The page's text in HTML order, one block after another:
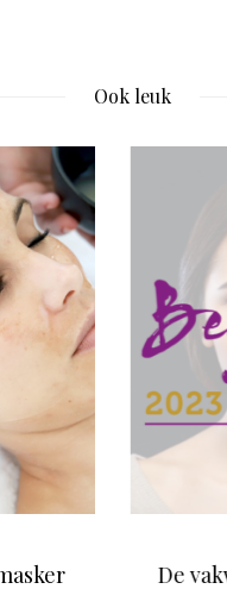
Ook leuk
De vakwedstrijd